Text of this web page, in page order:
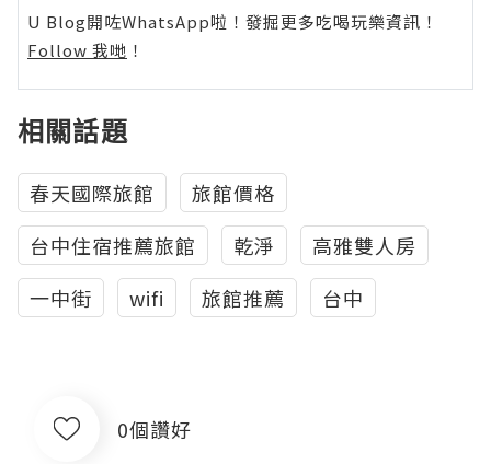
U Blog開咗WhatsApp啦！發掘更多吃喝玩樂資訊！
Follow 我哋 ！
相關話題
春天國際旅館
旅館價格
台中住宿推薦旅館
乾淨
高雅雙人房
一中街
wifi 旅館推薦 台中
0個讚好